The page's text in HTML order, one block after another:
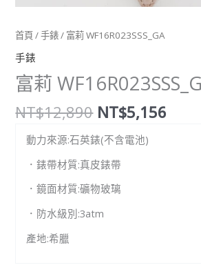
首頁/手錶/ 富莉 WF16R023SSS_GA
手錶
富莉
NT$12,890 NT$5,156
動力來源:石英錶(不含電池)
．錶帶材質:真皮錶帶
．鏡面材質:礦物玻璃
．防水級別:3atm
產地:希臘